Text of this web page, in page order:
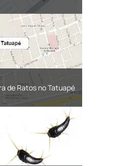
de Ratos no Tatuapé